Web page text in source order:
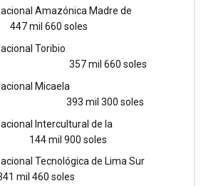
Amazónica Madre de
660 soles
Toribio
357 mil 660 soles
Micaela
mil 300 soles
Intercultural de la
mil 900 soles
Tecnológica de Lima Sur
soles